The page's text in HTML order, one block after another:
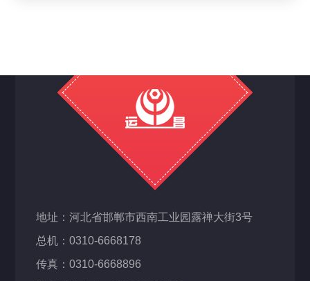
地址：河北省邯郸市西南工业园露禅大街3号
总机：0310-6668178
传真：0310-6668896